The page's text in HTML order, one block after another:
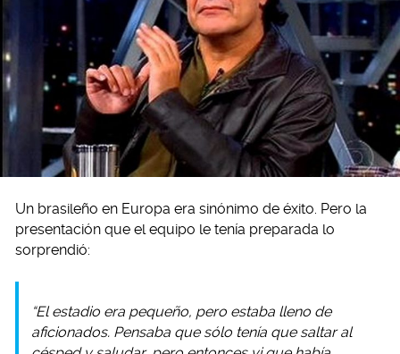
Un brasileño en Europa era sinónimo de éxito. Pero la
presentación que el equipo le tenía preparada lo
sorprendió:
“El estadio era pequeño, pero estaba lleno de
aficionados. Pensaba que sólo tenía que saltar al